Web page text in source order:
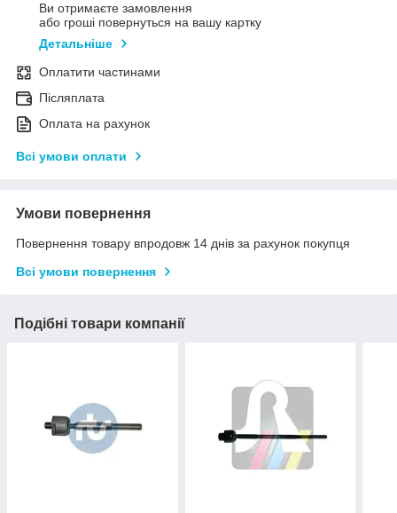
Ви отримаєте замовлення
або гроші повернуться на вашу картку
Детальніше
Оплатити частинами
Післяплата
Оплата на рахунок
Всі умови оплати
Умови повернення
Повернення товару впродовж 14 днів за рахунок покупця
Всі умови повернення
Подібні товари компанії